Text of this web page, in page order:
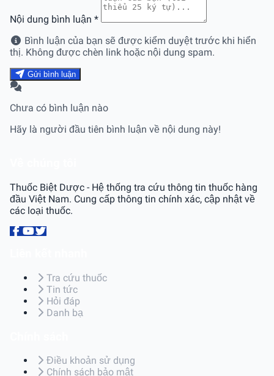
Nội dung bình luận *
Bình luận của bạn sẽ được kiểm duyệt trước khi hiển
thị. Không được chèn link hoặc nội dung spam.
Gửi bình luận
Chưa có bình luận nào
Hãy là người đầu tiên bình luận về nội dung này!
Thuốc Biệt Dược - Hệ thống tra cứu thông tin thuốc hàng
đầu Việt Nam. Cung cấp thông tin chính xác, cập nhật về
các loại thuốc.
Tra cứu thuốc
Tin tức
Hỏi đáp
Danh bạ
Điều khoản sử dụng
Chính sách bảo mật